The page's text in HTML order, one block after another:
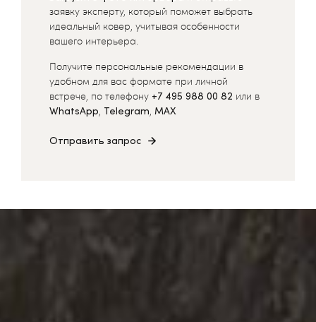
заявку эксперту, который поможет выбрать
идеальный ковер, учитывая особенности
вашего интерьера.
Получите персональные рекомендации в
удобном для вас формате при личной
встрече, по телефону +7 495 988 00 82 или в
WhatsApp, Telegram, MAX
Отправить запрос